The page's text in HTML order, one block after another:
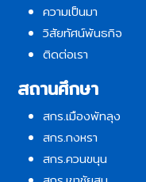
ความเป็นมา
วิสัยทัศน์พันธกิจ
ติดต่อเรา
สถานศึกษา
สกร.เมืองพัทลุง
สกร.กงหรา
สกร.ควนขนุน